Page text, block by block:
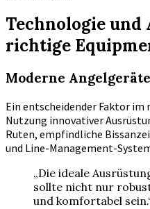
Technologie und
richtige
Moderne
Ein entscheidender Faktor im
Nutzung innovativer
Ruten, empfindliche
und Line-Management-
„Die ideale
sollte nicht nur
und komfortabel